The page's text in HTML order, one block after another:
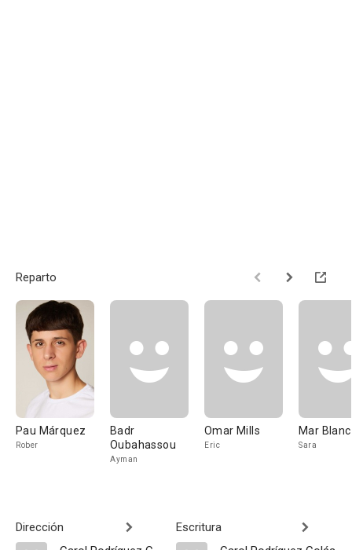
Reparto
Pau Márquez
Rober
Badr
Oubahassou
Ayman
Omar Mills
Eric
Mar
Sara
Dirección
Escritura